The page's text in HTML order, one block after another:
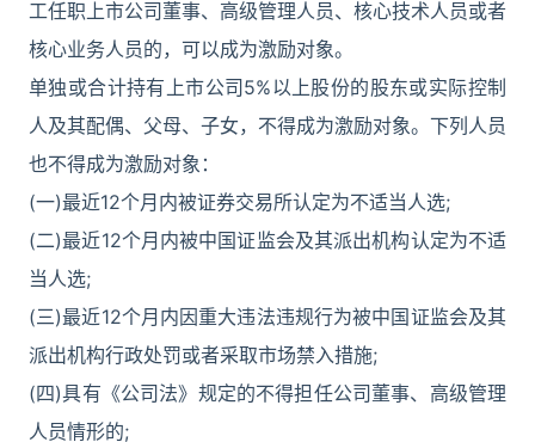
工任职上市公司董事、高级管理人员、核心技术人员或者
核心业务人员的，可以成为激励对象。
单独或合计持有上市公司5%以上股份的股东或实际控制
人及其配偶、父母、子女，不得成为激励对象。下列人员
也不得成为激励对象：
(一)最近12个月内被证券交易所认定为不适当人选;
(二)最近12个月内被中国证监会及其派出机构认定为不适
当人选;
(三)最近12个月内因重大违法违规行为被中国证监会及其
派出机构行政处罚或者采取市场禁入措施;
(四)具有《公司法》规定的不得担任公司董事、高级管理
人员情形的;